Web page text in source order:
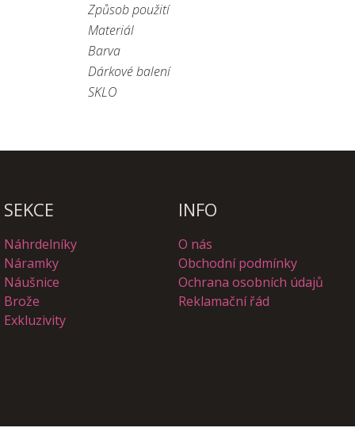
Způsob použití
Materiál
Barva
Dárkové balení
SKLO
SEKCE INFO
Náhrdelníky
Náramky
Náušnice
Brože
Exkluzivity
O nás
Obchodní podmínky
Ochrana osobních údajů
Reklamační řád